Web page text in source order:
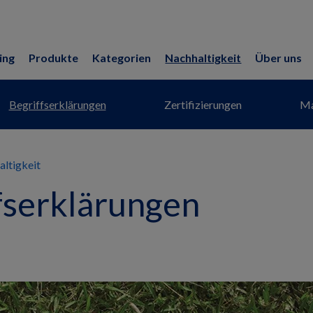
Produkte Kategorien Nachhaltigkeit Über uns
Begriffserklärungen Zertifizierungen